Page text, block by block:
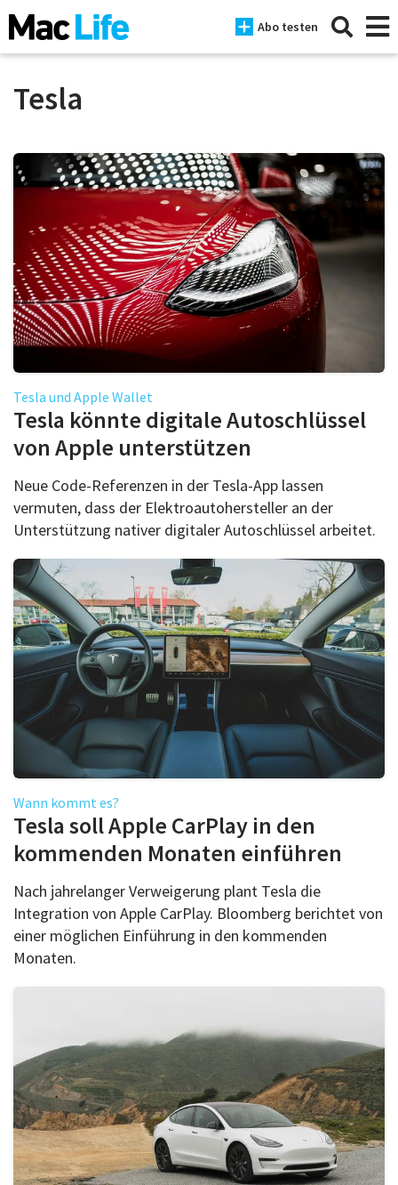
Abo testen
iPhone
iPad
Tests
Tipps
Über uns
Podcast
Mac Life+
Anmelden
Tesla
Tesla und Apple Wallet
Tesla könnte digitale Autoschlüssel
von Apple unterstützen
Neue Code-Referenzen in der Tesla-App lassen
vermuten, dass der Elektroautohersteller an der
Unterstützung nativer digitaler Autoschlüssel arbeitet.
Wann kommt es?
Tesla soll Apple CarPlay in den
kommenden Monaten einführen
Nach jahrelanger Verweigerung plant Tesla die
Integration von Apple CarPlay. Bloomberg berichtet von
einer möglichen Einführung in den kommenden
Monaten.